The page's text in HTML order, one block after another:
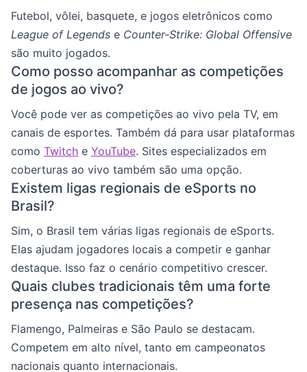
Futebol, vôlei, basquete, e jogos eletrônicos como
League of Legends e Counter-Strike: Global Offensive
são muito jogados.
Como posso acompanhar as competições
de jogos ao vivo?
Você pode ver as competições ao vivo pela TV, em
canais de esportes. Também dá para usar plataformas
como Twitch e YouTube. Sites especializados em
coberturas ao vivo também são uma opção.
Existem ligas regionais de eSports no
Brasil?
Sim, o Brasil tem várias ligas regionais de eSports.
Elas ajudam jogadores locais a competir e ganhar
destaque. Isso faz o cenário competitivo crescer.
Quais clubes tradicionais têm uma forte
presença nas competições?
Flamengo, Palmeiras e São Paulo se destacam.
Competem em alto nível, tanto em campeonatos
nacionais quanto internacionais.